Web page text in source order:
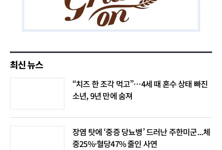
최신 뉴스
“치즈 한 조각 먹고”…4세 때 혼수 상태 빠진
소년, 9년 만에 숨져
장염 탓에 ‘중증 당뇨병’ 드러난 주한미군...체
중25%·혈당47% 줄인 사연